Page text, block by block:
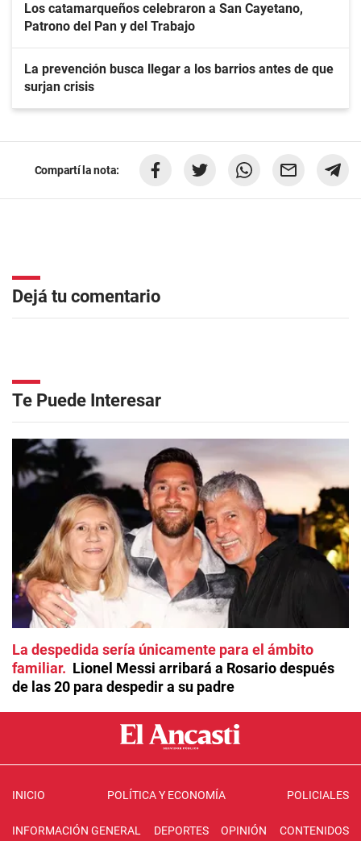
Los catamarqueños celebraron a San Cayetano,
Patrono del Pan y del Trabajo
La prevención busca llegar a los barrios antes de que
surjan crisis
Compartí la nota:
Dejá tu comentario
Te Puede Interesar
La despedida sería únicamente para el ámbito
familiar
Lionel Messi arribará a Rosario después
de las 20 para despedir a su padre
INICIO POLÍTICA Y ECONOMÍA POLICIALES
INFORMACIÓN GENERAL DEPORTES OPINIÓN CONTENIDOS